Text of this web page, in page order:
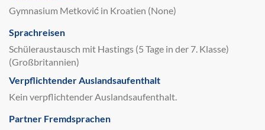
Gymnasium Metković in Kroatien (None)
Sprachreisen
Schüleraustausch mit Hastings (5 Tage in der 7. Klasse)
(Großbritannien)
Verpflichtender Auslandsaufenthalt
Kein verpflichtender Auslandsaufenthalt.
Partner Fremdsprachen